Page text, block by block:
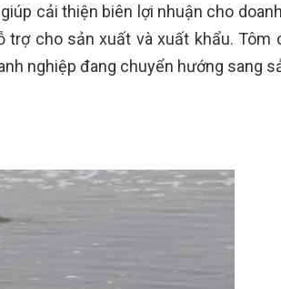
cải thiện biên lợi nhuận cho
cho sản xuất và xuất khẩu. Tôm
nghiệp đang chuyển hướng sang